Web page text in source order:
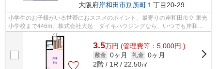
大阪府岸和田市別所町 １丁目20-29
小学生のお子様がいる世帯におススメのポイント、最寄りの岸和田市立 東光
小学校まで446m。株式会社大起 ダイキハウジングなら、いつでも岸和田
市の物件を御提供しております。072-43...
3.5万円 (管理費等：5,000円 )
敷金 0ヶ月 礼金 0ヶ月
2階 / 1R / 22.50㎡